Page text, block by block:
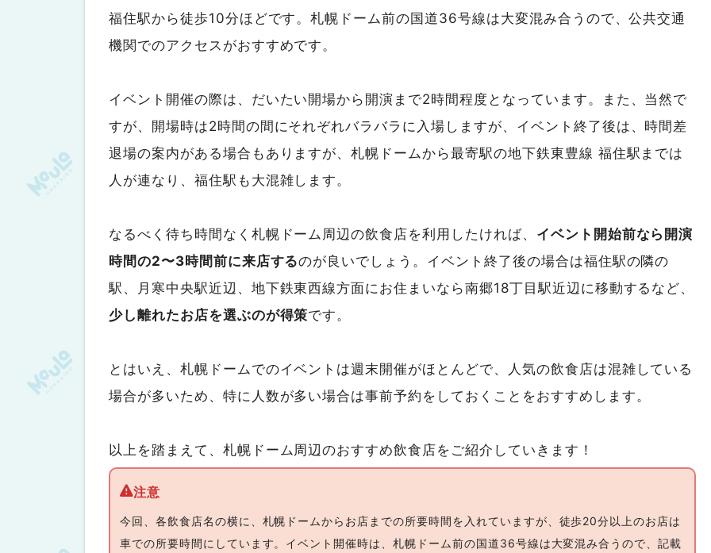
福住駅から徒歩10分ほどです。札幌ドーム前の国道36号線は大変混み合うので、公共交通
機関でのアクセスがおすすめです。
イベント開催の際は、だいたい開場から開演まで2時間程度となっています。また、当然で
すが、開場時は2時間の間にそれぞれバラバラに入場しますが、イベント終了後は、時間差
退場の案内がある場合もありますが、札幌ドームから最寄駅の地下鉄東豊線 福住駅までは
人が連なり、福住駅も大混雑します。
なるべく待ち時間なく札幌ドーム周辺の飲食店を利用したければ、 イベント開始前なら開演
時間の2〜3時間前に来店するのが良いでしょう。イベント終了後の場合は福住駅の隣の
駅、月寒中央駅近辺、地下鉄東西線方面にお住まいなら南郷18丁目駅近辺に移動するなど、
少し離れたお店を選ぶのが得策です。
とはいえ、札幌ドームでのイベントは週末開催がほとんどで、人気の飲食店は混雑している
場合が多いため、特に人数が多い場合は事前予約をしておくことをおすすめします。
以上を踏まえて、札幌ドーム周辺のおすすめ飲食店をご紹介していきます！
今回、各飲食店名の横に、札幌ドームからお店までの所要時間を入れていますが、徒歩20分以上のお店は
車での所要時間にしています。イベント開催時は、札幌ドーム前の国道36号線は大変混み合うので、記載